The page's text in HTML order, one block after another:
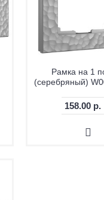
Рамка на 1
(серебряный)
158.00 р.